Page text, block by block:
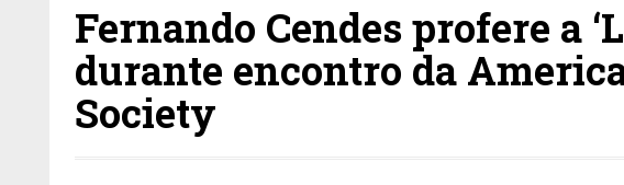
Fernando Cendes profere a
durante encontro da
Society